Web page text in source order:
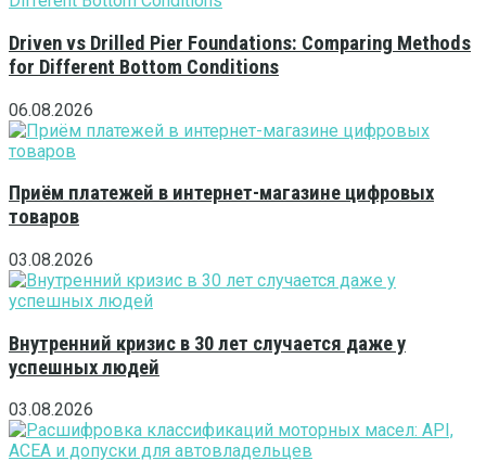
Driven vs Drilled Pier Foundations: Comparing Methods
for Different Bottom Conditions
06.08.2026
Приём платежей в интернет-магазине цифровых
товаров
03.08.2026
Внутренний кризис в 30 лет случается даже у
успешных людей
03.08.2026